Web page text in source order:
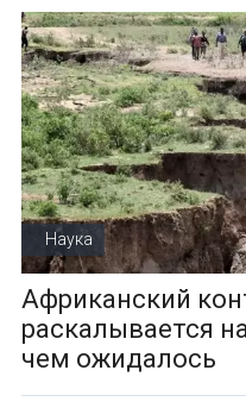
Наука
Африканский
раскалывается
чем ожидалось